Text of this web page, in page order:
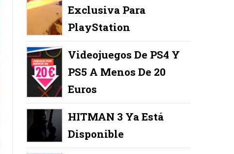
Exclusiva Para
PlayStation
Videojuegos De PS4 Y
PS5 A Menos De 20
Euros
HITMAN 3 Ya Está
Disponible